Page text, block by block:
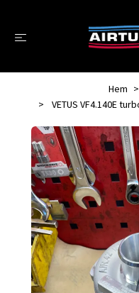
Hem
VETUS VF4.140E